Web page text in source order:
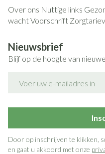
Over ons Nuttige links
wachtVoorschrift
Nieuwsbrief
Blijf op de hoogte van
Door op inschrijven te klikken,
en gaat u akkoord met onze